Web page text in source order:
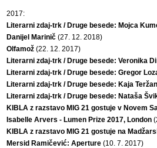
2017:
Literarni zdaj-trk / Druge besede: Mojca
Danijel Marinič (27. 12. 2018)
Olfamož (22. 12. 2017)
Literarni zdaj-trk / Druge besede: Veronika
Literarni zdaj-trk / Druge besede: Gregor
Literarni zdaj-trk / Druge besede: Kaja Teržan
Literarni zdaj-trk / Druge besede: Nataša
KIBLA z razstavo MIG 21 gostuje v Novem
Isabelle Arvers - Lumen Prize 2017, London
KIBLA z razstavo MIG 21 gostuje na
Mersid Ramičević: Aperture (10. 7. 2017)